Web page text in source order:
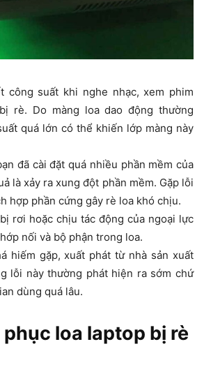
công suất khi nghe nhạc, xem phim
rè. Do màng loa dao động thường
quá lớn có thể khiến lớp màng này
đã cài đặt quá nhiều phần mềm của
là xảy ra xung đột phần mềm. Gặp lỗi
hợp phần cứng gây rè loa khó chịu.
rơi hoặc chịu tác động của ngoại lực
nối và bộ phận trong loa.
hiếm gặp, xuất phát từ nhà sản xuất
lỗi này thường phát hiện ra sớm chứ
dùng quá lâu.
loa laptop bị rè